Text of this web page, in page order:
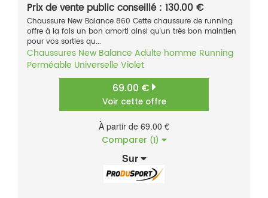
Prix de vente public conseillé : 130.00 €
Chaussure New Balance 860 Cette chaussure de running
offre à la fois un bon amorti ainsi qu'un très bon maintien
pour vos sorties qu...
Chaussures New Balance Adulte homme Running
Perméable Universelle Violet
69.00 €
Voir cette offre
À partir de 69.00 €
Comparer (1)
Sur